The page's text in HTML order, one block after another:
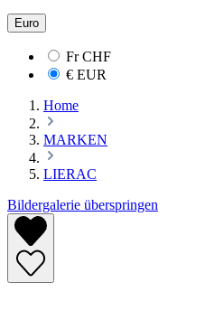
Euro
FrCHF
€ EUR
Home
MARKEN
LIERAC
Bildergalerie überspringen